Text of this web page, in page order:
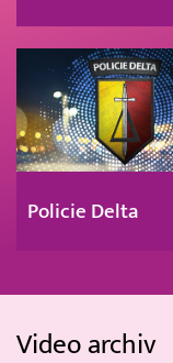
Policie Delta
Video archiv